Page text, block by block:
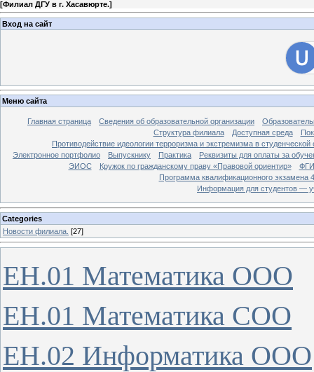
[Филиал ДГУ в г. Хасавюрте.]
Вход на сайт
Меню сайта
Главная страница Сведения об образовательной организации
Структура филиала
Доступная среда
Противодействие идеологии терроризма и экстремизма в студенческой
Электронное портфолио
Выпускнику Практика
Реквизиты для оплаты за
ЭИОС
Кружок по гражданскому праву «Правовой ориентир»
Программа квалификационного экзамена
Информация для студентов —
Categories
Новости филиала. [27]
ЕН.01 Математика ООО
ЕН.01 Математика СОО
ЕН.02 Информатика ООО